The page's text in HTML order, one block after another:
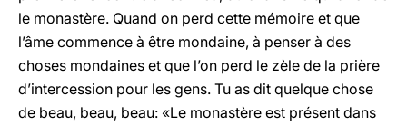
le monastère. Quand on perd cette mémoire et que
l’âme commence à être mondaine, à penser à des
choses mondaines et que l’on perd le zèle de la prière
d’intercession pour les gens. Tu as dit quelque chose
de beau, beau, beau: «Le monastère est présent dans